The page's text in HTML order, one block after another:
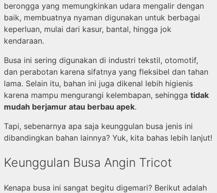
berongga yang memungkinkan udara mengalir dengan
baik, membuatnya nyaman digunakan untuk berbagai
keperluan, mulai dari kasur, bantal, hingga jok
kendaraan.
Busa ini sering digunakan di industri tekstil, otomotif,
dan perabotan karena sifatnya yang fleksibel dan tahan
lama. Selain itu, bahan ini juga dikenal lebih higienis
karena mampu mengurangi kelembapan, sehingga tidak
mudah berjamur atau berbau apek.
Tapi, sebenarnya apa saja keunggulan busa jenis ini
dibandingkan bahan lainnya? Yuk, kita bahas lebih lanjut!
Keunggulan Busa Angin Tricot
Kenapa busa ini sangat begitu digemari? Berikut adalah